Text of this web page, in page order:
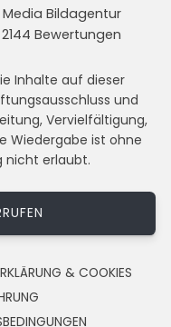
Bildagentur
Bewertungen
Inhalte auf dieser
und
Vervielfältigung,
Wiedergabe ist ohne
nicht erlaubt.
& COOKIES